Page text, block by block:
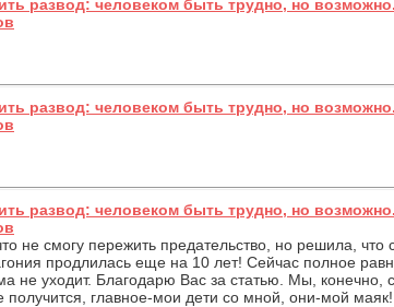
развод: человеком быть трудно, но
развод: человеком быть трудно, но
развод: человеком быть трудно, но
не смогу пережить предательство, но решила, что
продлилась еще на 10 лет! Сейчас полное
не уходит. Благодарю Вас за статью. Мы, конечно,
получится, главное-мои дети со мной, они-мой маяк!